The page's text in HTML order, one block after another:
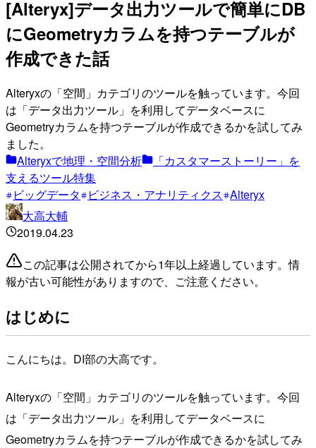
[Alteryx]データ出力ツールで簡単にDB
にGeometryカラムを持つテーブルが
作成できた話
Alteryxの「空間」カテゴリのツールを触っています。今回
は「データ出力ツール」を利用してデータベースに
Geometryカラムを持つテーブルが作成できるかを試してみ
ました。
Alteryxで地理・空間分析
「カスタマーストーリー」を
支えるツール特集
ビッグデータ
ビジネス・アナリティクス Alteryx
大高大輔
2019.04.23
この記事は公開されてから1年以上経過しています。情
報が古い可能性がありますので、ご注意ください。
はじめに
こんにちは。DI部の大高です。
Alteryxの「空間」カテゴリのツールを触っています。今回
は「データ出力ツール」を利用してデータベースに
Geometryカラムを持つテーブルが作成できるかを試してみ